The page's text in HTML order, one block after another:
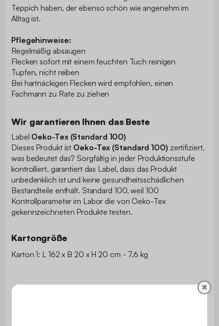
Teppich haben, der ebenso schön wie angenehm im
Alltag ist.
Pflegehinweise:
Regelmäßig absaugen
Flecken sofort mit einem feuchten Tuch reinigen
Tupfen, nicht reiben
Bei hartnäckigen Flecken wird empfohlen, einen
Fachmann zu Rate zu ziehen
Wir garantieren Ihnen das Beste
Label Oeko-Tex (Standard 100)
Dieses Produkt ist Oeko-Tex (Standard 100) zertifiziert,
was bedeutet das? Sorgfältig in jeder Produktionsstufe
kontrolliert, garantiert das Label, dass das Produkt
unbedenklich ist und keine gesundheitsschädlichen
Bestandteile enthält. Standard 100, weil 100
Kontrollparameter im Labor die von Oeko-Tex
gekennzeichneten Produkte testen.
Kartongröße
Karton 1: L 162 x B 20 x H 20 cm - 7.6 kg
✖